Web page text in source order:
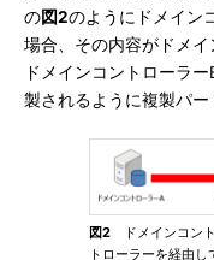
の図2のようにドメイン
場合、その内容がドメイ
ドメインコントローラ
製されるように複製パー
図2 ドメインコン
トローラーを経由